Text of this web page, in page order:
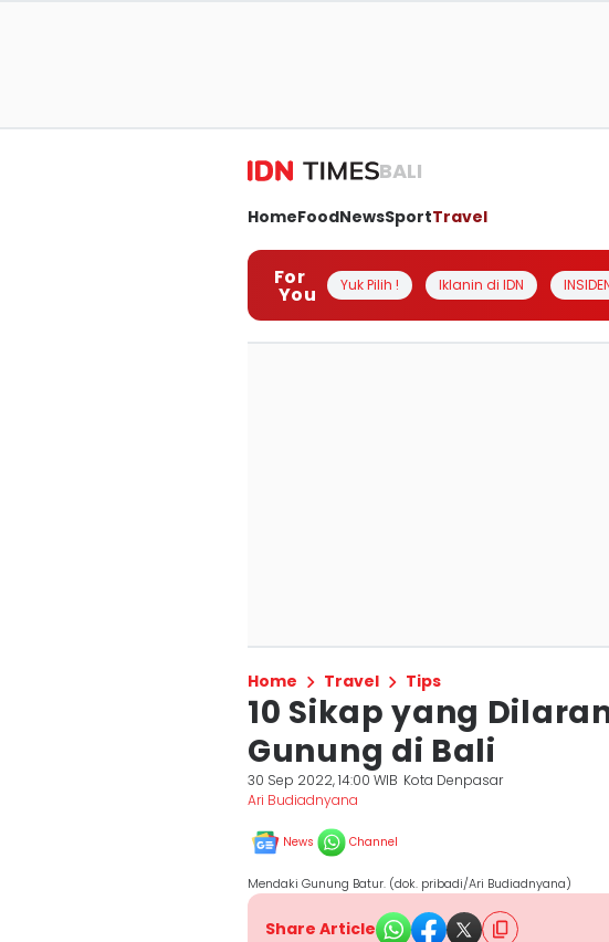
BALI
HomeFoodNewsSportTravel
For
You Yuk Pilih ! Iklanin di IDN
Home Travel Tips
10 Sikap yang
Gunung di Bali
30 Sep 2022, 14:00 WIB Kota Denpasar
Ari Budiadnyana
News Channel
Mendaki Gunung Batur. (dok. pribadi/Ari Budiadnyana)
Share Article